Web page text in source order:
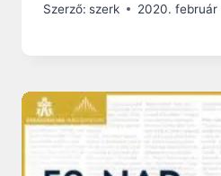
Szerző: szerk 2020. február